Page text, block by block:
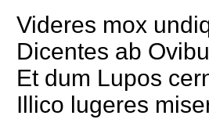
Videres mox
Dicentes ab
Et dum Lupos
Illico lugeres